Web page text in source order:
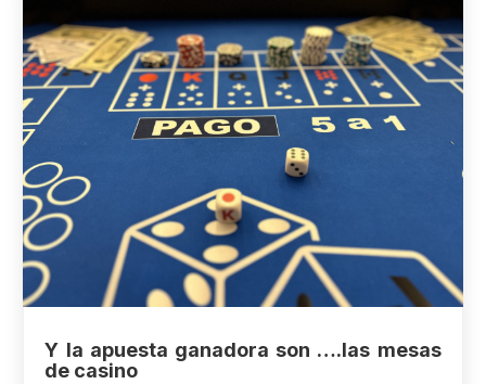
Y la apuesta ganadora son ….las mesas
de casino